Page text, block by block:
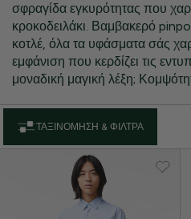
σφραγίδα εγκυρότητας που
κροκοδειλάκι. Βαμβακερό
κοτλέ, όλα τα υφάσματα σάς
εμφάνιση που κερδίζει τις
μοναδική μαγική λέξη;
ΤΑΞΙΝΌΜΗΣΗ & ΦΊΛΤΡΑ